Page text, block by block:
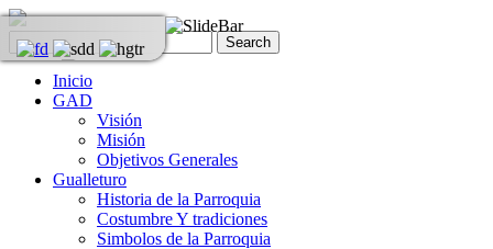
Inicio
GAD
Visión
Misión
Objetivos Generales
Gualleturo
Historia de la Parroquia
Costumbre Y tradiciones
Simbolos de la Parroquia